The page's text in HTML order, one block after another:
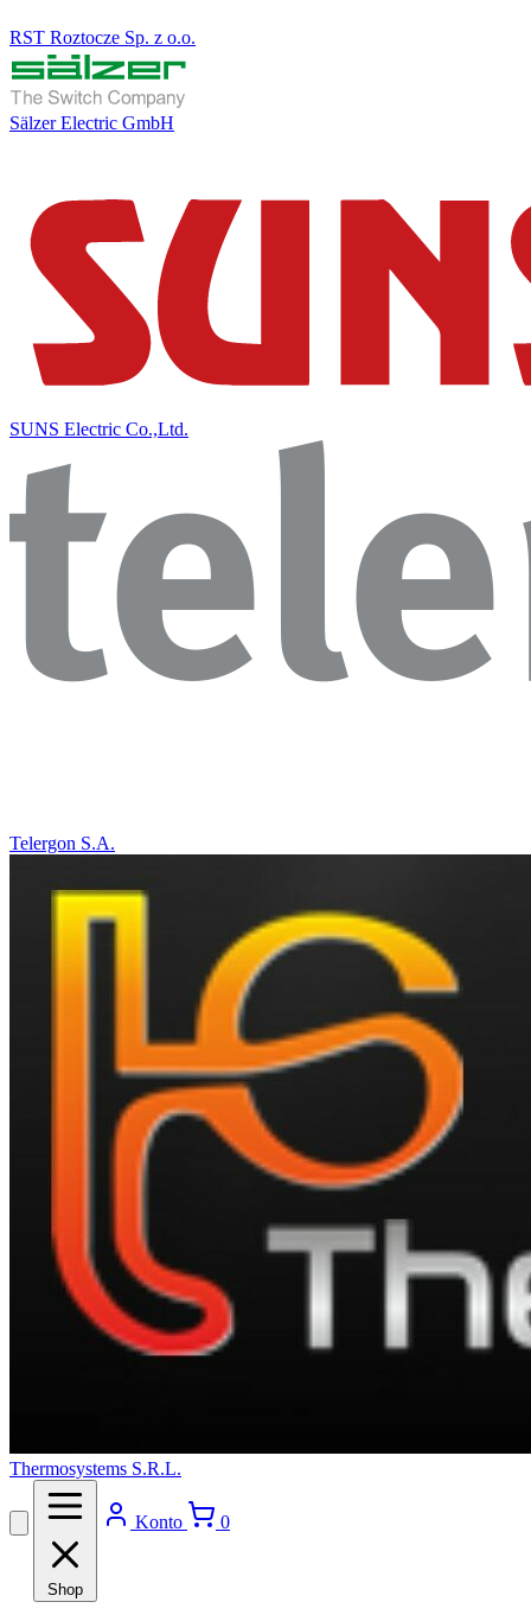
RST Roztocze Sp. z o.o.
Sälzer Electric GmbH
SUNS Electric Co.,Ltd.
Telergon S.A.
Thermosystems S.R.L.
Shop
Konto 0